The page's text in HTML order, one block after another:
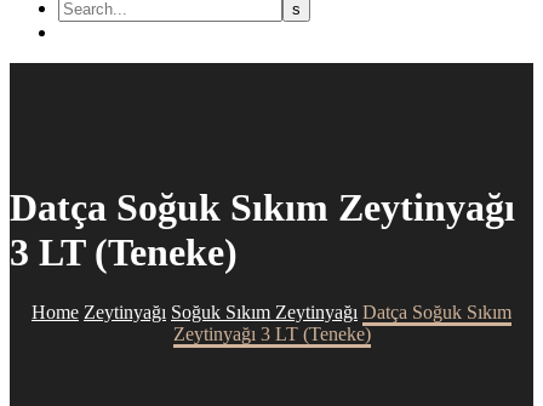
Datça Soğuk Sıkım Zeytinyağı
3 LT (Teneke)
Home Zeytinyağı Soğuk Sıkım Zeytinyağı Datça Soğuk Sıkım
Zeytinyağı 3 LT (Teneke)